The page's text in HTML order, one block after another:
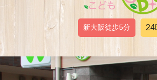
新大阪徒歩5分 24